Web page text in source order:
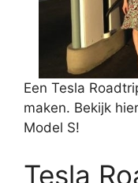
Een Tesla
maken. Bekijk
Model S!
Tesla